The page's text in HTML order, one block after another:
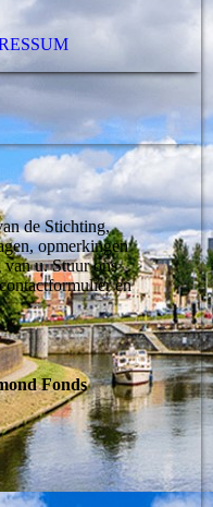
de Stichting,
opmerkingen
van u. Stuur ons
en
Fonds